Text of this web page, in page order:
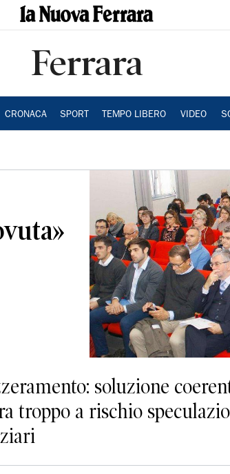
Ferrara
CRONACA SPORT TEMPO LIBERO VIDEO
soluzione
troppo a rischio